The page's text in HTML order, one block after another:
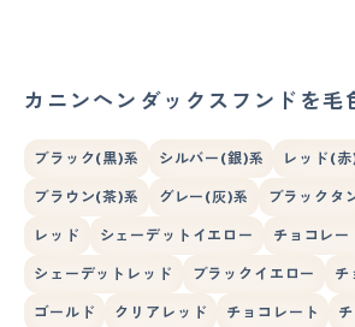
カニンヘンダックスフンドを毛
ブラック(黒)系 シルバー(銀)系 レッド(赤
ブラウン(茶)系 グレー(灰)系 ブラックタ
レッド シェーデットイエロー チョコレー
シェーデットレッド ブラックイエロー チ
ゴールド クリアレッド チョコレート